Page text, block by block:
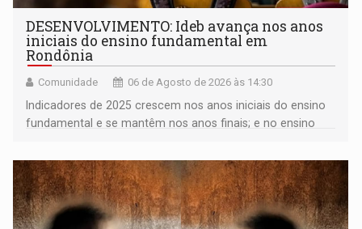
DESENVOLVIMENTO: Ideb avança nos anos
iniciais do ensino fundamental em
Rondônia
Comunidade 06 de Agosto de 2026 às 14:30
Indicadores de 2025 crescem nos anos iniciais do ensino
fundamental e se mantêm nos anos finais; e no ensino